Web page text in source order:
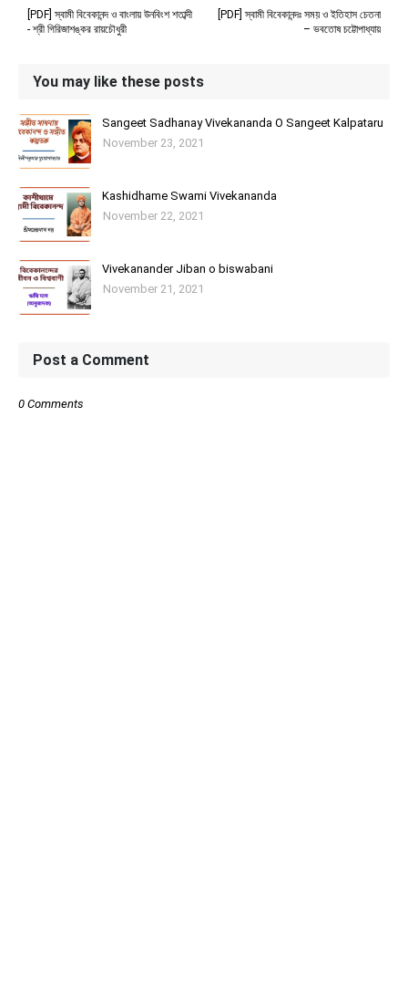
[PDF] স্বামী বিবেকানন্দঃ সময় ও ইতিহাস চেতনা
– ভবতোষ চট্টোপাধ্যায়
[PDF] স্বামী বিবেকানন্দ ও বাংলায় উনবিংশ শতাব্দী
- শ্রী গিরিজাশঙ্কর রায়চৌধুরী
You may like these posts
Sangeet Sadhanay Vivekananda O Sangeet Kalpataru
November 23, 2021
Kashidhame Swami Vivekananda
November 22, 2021
Vivekanander Jiban o biswabani
November 21, 2021
Post a Comment
0 Comments